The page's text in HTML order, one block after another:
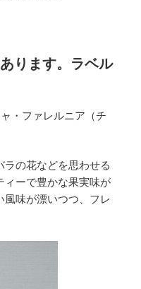
ります。ラベル
・ファレルニア（チ
ラの花などを思わせる
ィーで豊かな果実味が
味が漂いつつ、フレ